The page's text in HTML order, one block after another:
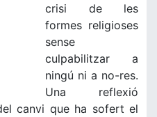
crisi de les
formes religioses
sense
culpabilitzar a
ningú ni a no-res.
Una reflexió
canvi que ha sofert el